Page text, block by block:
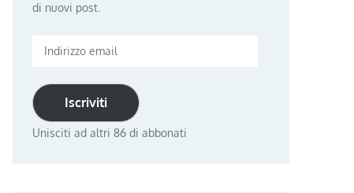
di nuovi post.
Indirizzo
Iscriviti
Unisciti ad altri 86 di abbonati